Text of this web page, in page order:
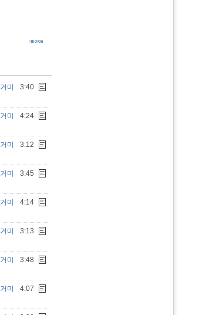
거미 3:40
거미 4:24
거미 3:12
거미 3:45
거미 4:14
거미 3:13
거미 3:48
거미 4:07